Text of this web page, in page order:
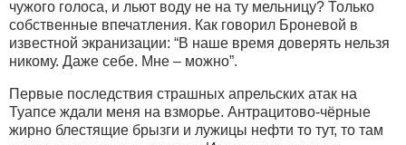
чужого голоса, и льют воду не на ту мельницу? Только
собственные впечатления. Как говорил Броневой в
известной экранизации: “В наше время доверять нельзя
никому. Даже себе. Мне – можно”.
Первые последствия страшных апрельских атак на
Туапсе ждали меня на взморье. Антрацитово-чёрные
жирно блестящие брызги и лужицы нефти то тут, то там